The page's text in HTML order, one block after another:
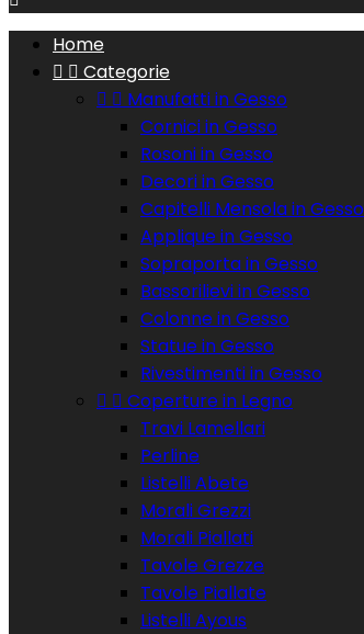
Home
  Categorie
  Manufatti in Gesso
Cornici in Gesso
Rosoni in Gesso
Decori in Gesso
Capitelli Mensola in Gesso
Applique in Gesso
Sopraporta in Gesso
Bassorilievi in Gesso
Colonne in Gesso
Statue in Gesso
Rivestimenti in Gesso
  Coperture in Legno
Travi Lamellari
Perline
Listelli Abete
Morali Grezzi
Morali Piallati
Tavole Grezze
Tavole Piallate
Listelli Ayous